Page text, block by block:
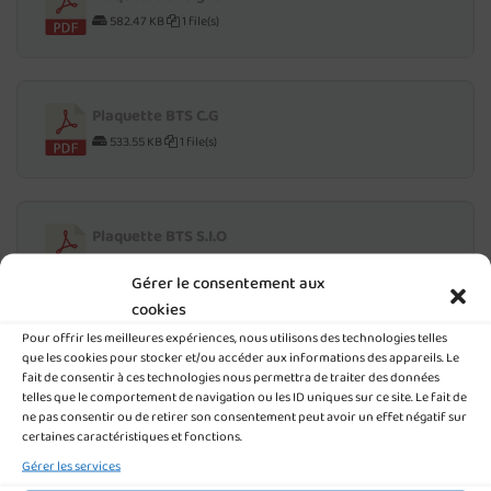
Gérer le consentement aux
cookies
Pour offrir les meilleures expériences, nous utilisons des technologies telles
que les cookies pour stocker et/ou accéder aux informations des appareils. Le
fait de consentir à ces technologies nous permettra de traiter des données
telles que le comportement de navigation ou les ID uniques sur ce site. Le fait de
ne pas consentir ou de retirer son consentement peut avoir un effet négatif sur
certaines caractéristiques et fonctions.
Gérer les services
582.47 KB 1 file(s)
533.55 KB 1 file(s)
Plaquette BTS S.A.M
519.26 KB 1 file(s)
Plaquette BTS M.C.O